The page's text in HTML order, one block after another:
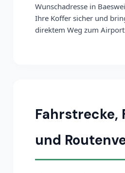
Wunschadresse in
Ihre Koffer sicher und
direktem Weg zum
Fahrstrecke,
und